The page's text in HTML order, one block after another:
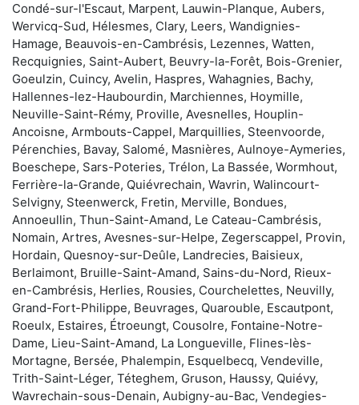
Condé-sur-l'Escaut, Marpent, Lauwin-Planque, Aubers,
Wervicq-Sud, Hélesmes, Clary, Leers, Wandignies-
Hamage, Beauvois-en-Cambrésis, Lezennes, Watten,
Recquignies, Saint-Aubert, Beuvry-la-Forêt, Bois-Grenier,
Goeulzin, Cuincy, Avelin, Haspres, Wahagnies, Bachy,
Hallennes-lez-Haubourdin, Marchiennes, Hoymille,
Neuville-Saint-Rémy, Proville, Avesnelles, Houplin-
Ancoisne, Armbouts-Cappel, Marquillies, Steenvoorde,
Pérenchies, Bavay, Salomé, Masnières, Aulnoye-Aymeries,
Boeschepe, Sars-Poteries, Trélon, La Bassée, Wormhout,
Ferrière-la-Grande, Quiévrechain, Wavrin, Walincourt-
Selvigny, Steenwerck, Fretin, Merville, Bondues,
Annoeullin, Thun-Saint-Amand, Le Cateau-Cambrésis,
Nomain, Artres, Avesnes-sur-Helpe, Zegerscappel, Provin,
Hordain, Quesnoy-sur-Deûle, Landrecies, Baisieux,
Berlaimont, Bruille-Saint-Amand, Sains-du-Nord, Rieux-
en-Cambrésis, Herlies, Rousies, Courchelettes, Neuvilly,
Grand-Fort-Philippe, Beuvrages, Quarouble, Escautpont,
Roeulx, Estaires, Étroeungt, Cousolre, Fontaine-Notre-
Dame, Lieu-Saint-Amand, La Longueville, Flines-lès-
Mortagne, Bersée, Phalempin, Esquelbecq, Vendeville,
Trith-Saint-Léger, Téteghem, Gruson, Haussy, Quiévy,
Wavrechain-sous-Denain, Aubigny-au-Bac, Vendegies-